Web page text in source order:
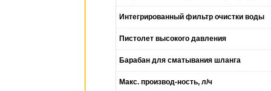
Интегрированный фильтр очистки воды
Пистолет высокого давления
Барабан для сматывания шланга
Макс. производ-ность, л/ч